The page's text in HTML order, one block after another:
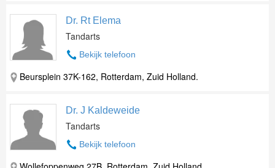
Dr. Rt Elema
Tandarts
Bekijk telefoon
Beursplein 37K-162, Rotterdam, Zuid Holland.
Dr. J Kaldeweide
Tandarts
Bekijk telefoon